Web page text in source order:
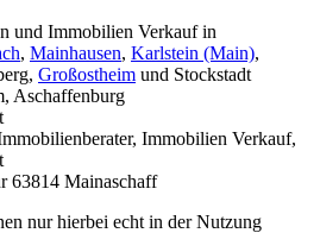
und Immobilien Verkauf in
, Mainhausen, Karlstein (Main),
Großostheim und Stockstadt
Aschaffenburg
Immobilien Verkauf,
63814 Mainaschaff
nur hierbei echt in der Nutzung